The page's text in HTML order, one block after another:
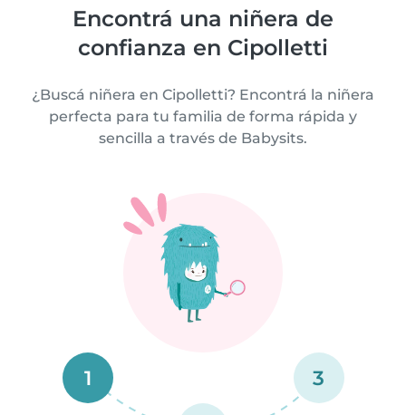
Encontrá una niñera de
confianza en Cipolletti
¿Buscá niñera en Cipolletti? Encontrá la niñera
perfecta para tu familia de forma rápida y
sencilla a través de Babysits.
1 3